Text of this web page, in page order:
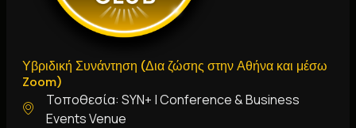
Υβριδική Συνάντηση (Δια ζώσης στην Αθήνα και μέσω
Zoom)
Τοποθεσία: SYN+ | Conference & Business
Events Venue